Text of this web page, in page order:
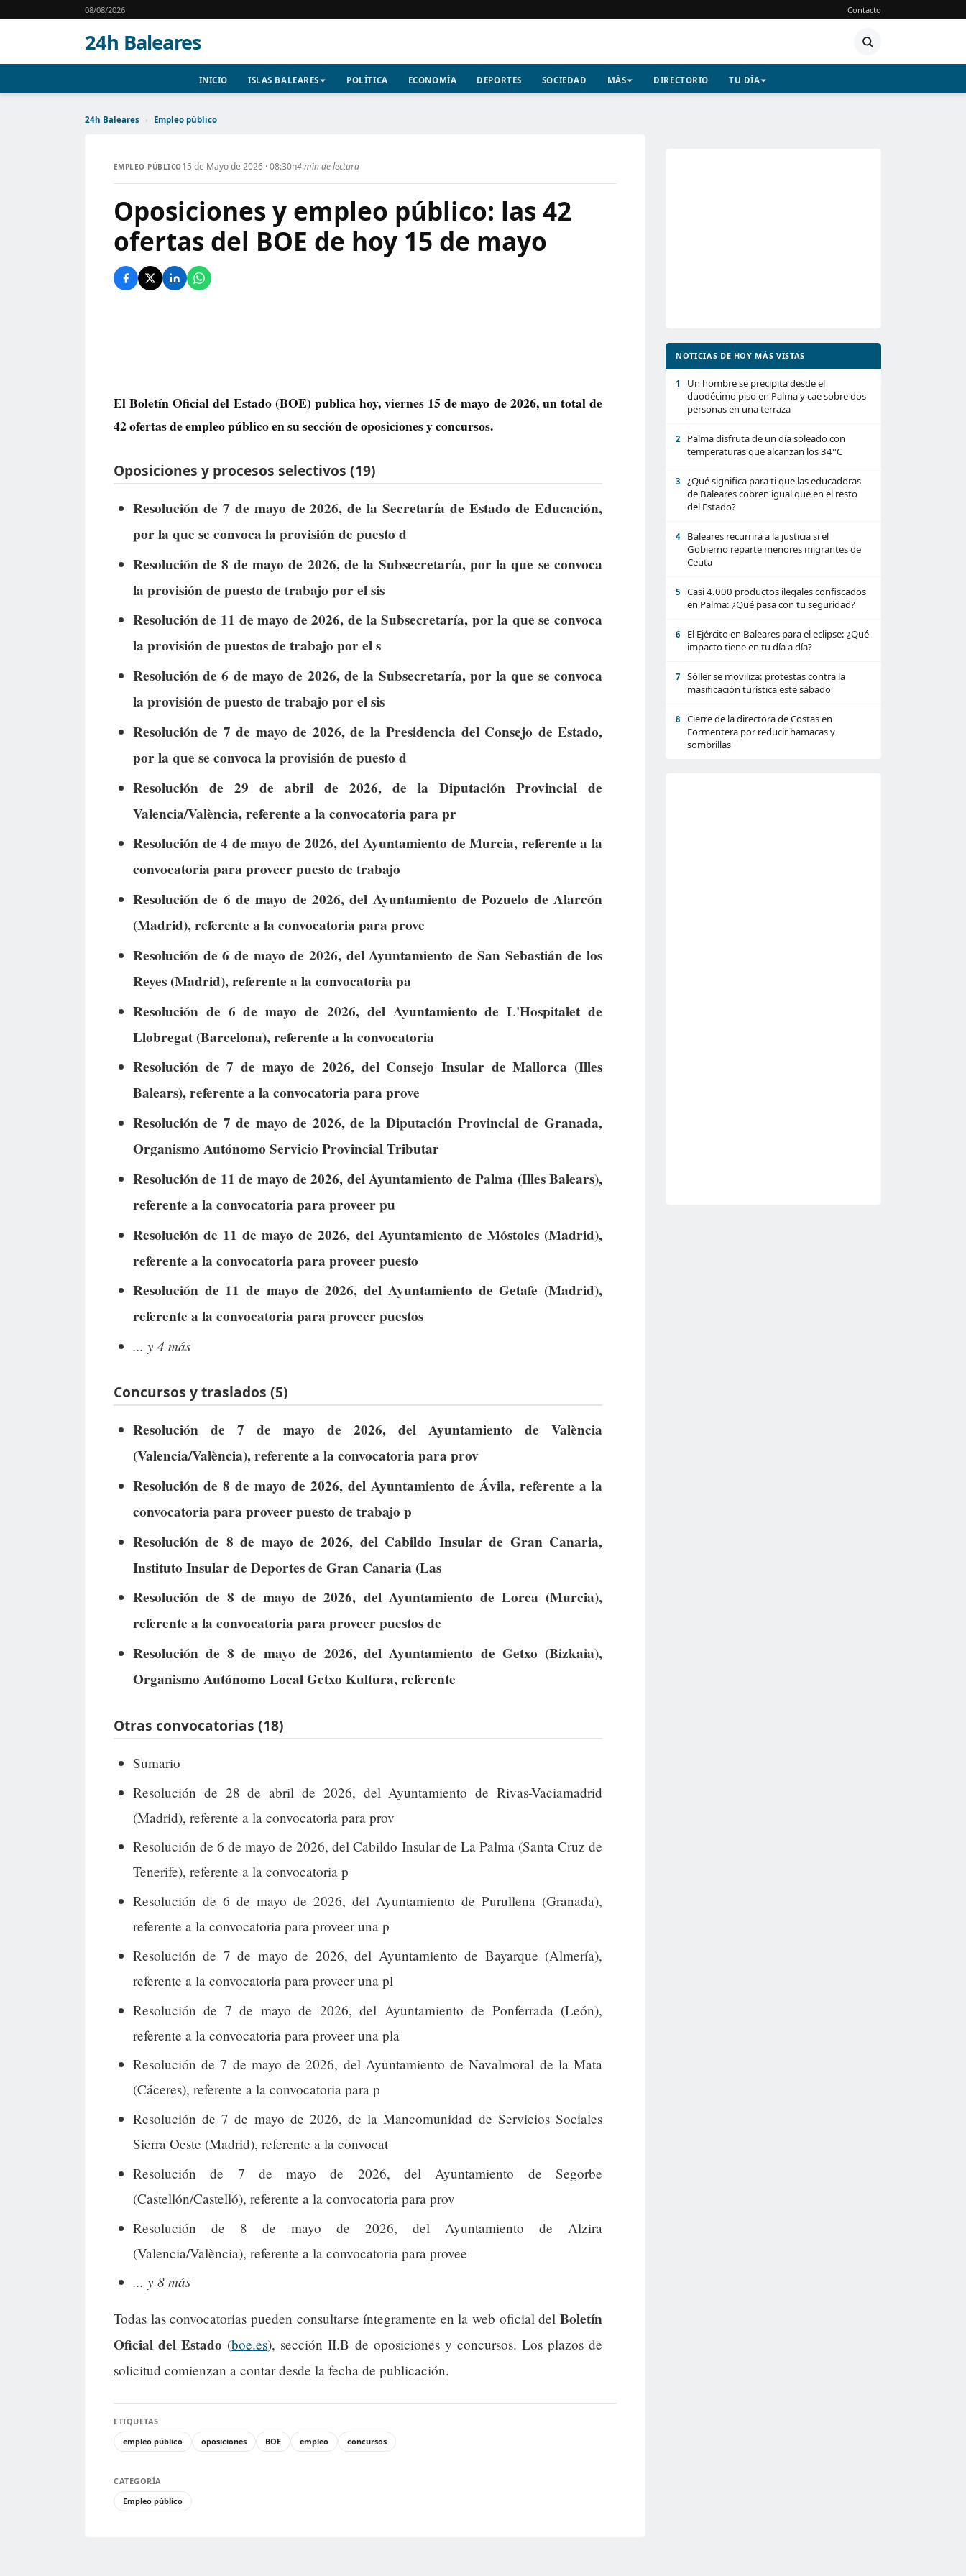
08/08/2026 Contacto
24h Baleares
INICIO ISLAS BALEARES POLÍTICA ECONOMÍA DEPORTES SOCIEDAD MÁS DIRECTORIO TU DÍA
24h Baleares › Empleo público
EMPLEO PÚBLICO15 de Mayo de 2026 · 08:30h4 min de lectura
Oposiciones y empleo público: las 42
ofertas del BOE de hoy 15 de mayo
El Boletín Oficial del Estado (BOE) publica hoy, viernes 15 de mayo de 2026, un total de
42 ofertas de empleo públicoen su sección de oposiciones y concursos.
Oposiciones y procesos selectivos (19)
Resolución de 7 de mayo de 2026, de la Secretaría de Estado de Educación,
por la que se convoca la provisión de puesto d
Resolución de 8 de mayo de 2026, de la Subsecretaría, por la que se convoca
la provisión de puesto de trabajo por el sis
Resolución de 11 de mayo de 2026, de la Subsecretaría, por la que se convoca
la provisión de puestos de trabajo por el s
Resolución de 6 de mayo de 2026, de la Subsecretaría, por la que se convoca
la provisión de puesto de trabajo por el sis
Resolución de 7 de mayo de 2026, de la Presidencia del Consejo de Estado,
por la que se convoca la provisión de puesto d
Resolución de 29 de abril de 2026, de la Diputación Provincial de
Valencia/València, referente a la convocatoria para pr
Resolución de 4 de mayo de 2026, del Ayuntamiento de Murcia, referente a la
convocatoria para proveer puesto de trabajo
Resolución de 6 de mayo de 2026, del Ayuntamiento de Pozuelo de Alarcón
(Madrid), referente a la convocatoria para prove
Resolución de 6 de mayo de 2026, del Ayuntamiento de San Sebastián de los
Reyes (Madrid), referente a la convocatoria pa
Resolución de 6 de mayo de 2026, del Ayuntamiento de L'Hospitalet de
Llobregat (Barcelona), referente a la convocatoria
Resolución de 7 de mayo de 2026, del Consejo Insular de Mallorca (Illes
Balears), referente a la convocatoria para prove
Resolución de 7 de mayo de 2026, de la Diputación Provincial de Granada,
Organismo Autónomo Servicio Provincial Tributar
Resolución de 11 de mayo de 2026, del Ayuntamiento de Palma (Illes Balears),
referente a la convocatoria para proveer pu
Resolución de 11 de mayo de 2026, del Ayuntamiento de Móstoles (Madrid),
referente a la convocatoria para proveer puesto
Resolución de 11 de mayo de 2026, del Ayuntamiento de Getafe (Madrid),
referente a la convocatoria para proveer puestos
... y 4 más
Concursos y traslados (5)
Resolución de 7 de mayo de 2026, del Ayuntamiento de València
(Valencia/València), referente a la convocatoria para prov
Resolución de 8 de mayo de 2026, del Ayuntamiento de Ávila, referente a la
convocatoria para proveer puesto de trabajo p
Resolución de 8 de mayo de 2026, del Cabildo Insular de Gran Canaria,
Instituto Insular de Deportes de Gran Canaria (Las
Resolución de 8 de mayo de 2026, del Ayuntamiento de Lorca (Murcia),
referente a la convocatoria para proveer puestos de
Resolución de 8 de mayo de 2026, del Ayuntamiento de Getxo (Bizkaia),
Organismo Autónomo Local Getxo Kultura, referente
Otras convocatorias (18)
Sumario
Resolución de 28 de abril de 2026, del Ayuntamiento de Rivas-Vaciamadrid
(Madrid), referente a la convocatoria para prov
Resolución de 6 de mayo de 2026, del Cabildo Insular de La Palma (Santa Cruz de
Tenerife), referente a la convocatoria p
Resolución de 6 de mayo de 2026, del Ayuntamiento de Purullena (Granada),
referente a la convocatoria para proveer una p
Resolución de 7 de mayo de 2026, del Ayuntamiento de Bayarque (Almería),
referente a la convocatoria para proveer una pl
Resolución de 7 de mayo de 2026, del Ayuntamiento de Ponferrada (León),
referente a la convocatoria para proveer una pla
Resolución de 7 de mayo de 2026, del Ayuntamiento de Navalmoral de la Mata
(Cáceres), referente a la convocatoria para p
Resolución de 7 de mayo de 2026, de la Mancomunidad de Servicios Sociales
Sierra Oeste (Madrid), referente a la convocat
Resolución de 7 de mayo de 2026, del Ayuntamiento de Segorbe
(Castellón/Castelló), referente a la convocatoria para prov
Resolución de 8 de mayo de 2026, del Ayuntamiento de Alzira
(Valencia/València), referente a la convocatoria para provee
... y 8 más
Todas las convocatorias pueden consultarse íntegramente en la web oficial del Boletín
Oficial del Estado (boe.es), sección II.B de oposiciones y concursos. Los plazos de
solicitud comienzan a contar desde la fecha de publicación.
ETIQUETAS
empleo público
oposiciones BOE empleo concursos
CATEGORÍA
Empleo público
NOTICIAS DE HOY MÁS VISTAS
1
Un hombre se precipita desde el
duodécimo piso en Palma y cae sobre dos
personas en una terraza
2
Palma disfruta de un día soleado con
temperaturas que alcanzan los 34°C
3
¿Qué significa para ti que las educadoras
de Baleares cobren igual que en el resto
del Estado?
4
Baleares recurrirá a la justicia si el
Gobierno reparte menores migrantes de
Ceuta
5
Casi 4.000 productos ilegales confiscados
en Palma: ¿Qué pasa con tu seguridad?
6
El Ejército en Baleares para el eclipse: ¿Qué
impacto tiene en tu día a día?
7
Sóller se moviliza: protestas contra la
masificación turística este sábado
8
Cierre de la directora de Costas en
Formentera por reducir hamacas y
sombrillas